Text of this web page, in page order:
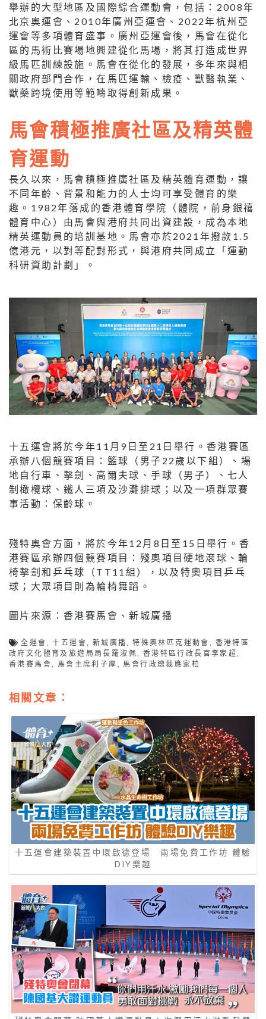
舉辦的大型地區及國際綜合運動會，包括：2008年
北京奧運會、2010年廣州亞運會、2022年杭州亞
運會等多項體育盛事。廣州亞運會後，馬會在從化
區的馬術比賽場地興建從化馬場，將其打造成世界
級馬匹訓練設施。馬會在從化的發展，多年來與相
關政府部門合作，在馬匹運輸、檢疫、獸醫執業、
獸藥跨境使用等範疇取得創新成果。
馬會積極推廣社區及精英體
育運動
長久以來，馬會積極推廣社區及精英體育運動，讓
不同年齡、背景和能力的人士均可享受體育的樂
趣。1982年落成的香港體育學院（體院，前身銀禧
體育中心）由馬會與港府共同出資建設，成為本地
精英運動員的培訓基地。馬會亦於2021年撥款1.5
億港元，以對等配對形式，與港府共同成立「運動
科研資助計劃」。
十五運會將於今年11月9日至21日舉行。香港賽區
承辦八個競賽項目：籃球（男子22歲以下組）、場
地自行車、擊劍、高爾夫球、手球（男子）、七人
制橄欖球、鐵人三項及沙灘排球；以及一項群眾賽
事活動：保齡球。
殘特奧會方面，將於今年12月8日至15日舉行。香
港賽區承辦四個競賽項目：殘奧項目硬地滾球、輪
椅擊劍和乒乓球（TT11組），以及特奧項目乒乓
球；大眾項目則為輪椅舞蹈。
圖片來源：香港賽馬會、新城廣播
全運會 ,十五運會 新城廣播 ,特殊奧林匹克運動會
香港特區
政府文化體育及旅遊局局長羅淑佩
香港特區行政長官李家超
香港賽馬會
馬會主席利子厚 馬會行政總裁應家柏
相關文章：
十五運會建築裝置中環啟德登場 兩場免費工作坊 體驗
DIY樂趣